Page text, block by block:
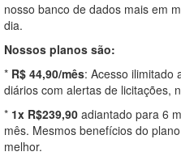
nosso banco de dados mais em
dia.
Nossos planos são:
* R$ 44,90/mês: Acesso ilimitado
diários com alertas de licitações,
* 1x R$239,90 adiantado para 6
mês. Mesmos benefícios do
melhor.